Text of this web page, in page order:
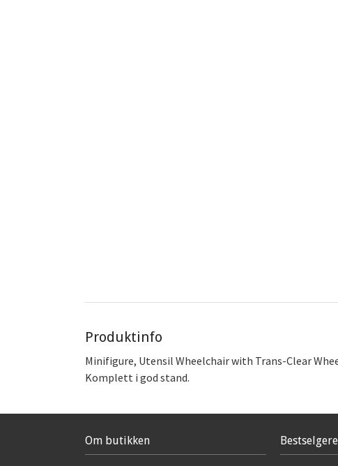
Produktinfo
Minifigure, Utensil Wheelchair with Trans-Clear
Komplett i god stand.
Om butikken Bestselgere